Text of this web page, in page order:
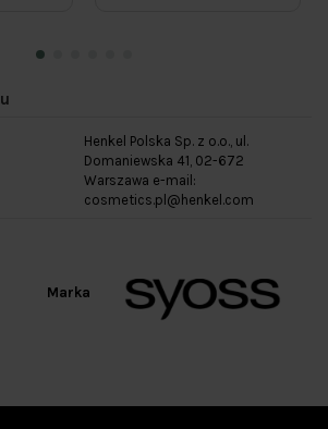
Henkel Polska Sp. z o.o., ul.
Domaniewska 41, 02-672
Warszawa e-mail:
cosmetics.pl@henkel.com
Marka